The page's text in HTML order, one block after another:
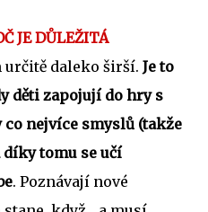
JE DŮLEŽITÁ
určitě daleko širší. Je to
děti zapojují do hry s
nejvíce smyslů (takže
tomu se učí
. Poznávají nové